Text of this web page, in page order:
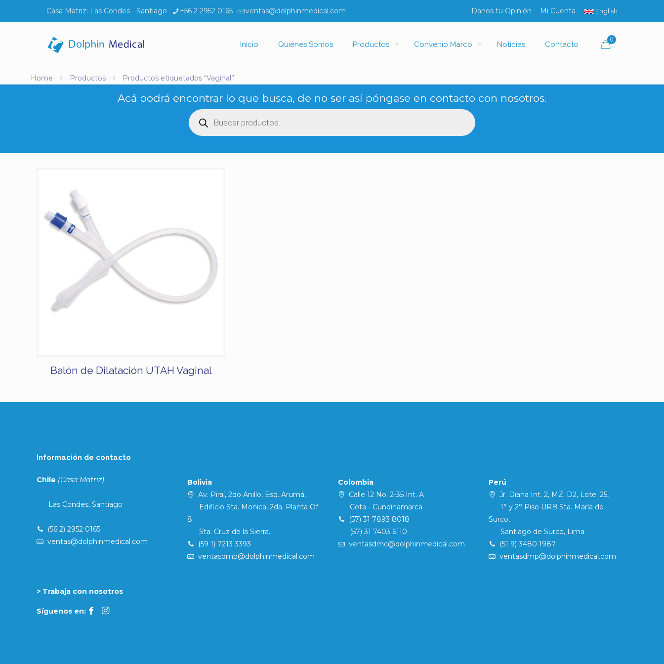
Casa Matriz: Las Condes - Santiago +56 2 2952 0165 ventas@dolphinmedical.com Danos tu Opinión Mi Cuenta English
Inicio Quiénes Somos Productos Convenio Marco Noticias Contacto
0
Home Productos Productos etiquetados “Vaginal”
Acá podrá encontrar lo que busca, de no ser así póngase en contacto con nosotros.
Búsqueda
de
productos
Balón de Dilatación UTAH Vaginal
Información de contacto
Chile (Casa Matriz)
Las Condes, Santiago
(56 2) 2952 0165
ventas@dolphinmedical.com
> Trabaja con nosotros
Síguenos en:
Bolivia
Av. Piraí, 2do Anillo, Esq. Arumá,
Edificio Sta. Monica, 2da. Planta Of.
8
Sta. Cruz de la Sierra.
(59 1) 7213 3393
ventasdmb@dolphinmedical.com
Colombia
Calle 12 No. 2-35 Int. A
Cota - Cundinamarca
(57) 31 7893 8018
(57) 31 7403 6110
ventasdmc@dolphinmedical.com
Perú
Jr. Diana Int. 2, MZ. D2, Lote. 25,
1° y 2° Piso URB Sta. María de
Surco,
Santiago de Surco, Lima
(51 9) 3480 1987
ventasdmp@dolphinmedical.com